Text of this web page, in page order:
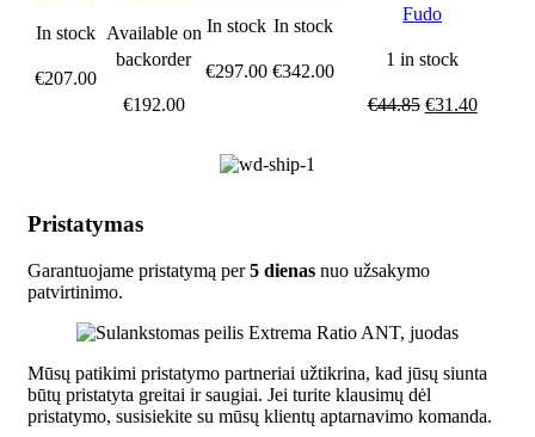
In stock
€207.00
Available on
backorder
€192.00
In stock
€297.00
In stock
€342.00
Fudo
1 in stock
€44.85 €31.40
Pristatymas
Garantuojame pristatymą per5 dienas nuo užsakymo
patvirtinimo.
Mūsų patikimi pristatymo partneriai užtikrina, kad jūsų siunta
būtų pristatyta greitai ir saugiai. Jei turite klausimų dėl
pristatymo, susisiekite su mūsų klientų aptarnavimo komanda.